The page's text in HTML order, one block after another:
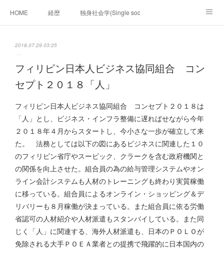
HOME 経歴 独身社会学(Single sociology)と高齢化社会学
移動出来て、工場で作る建物。未来２１００研究所
「心神の夢想２０２０」 フィリピンマンションは買うべきでは無い理由は全
海外生活の掟
フィリピンの問題点 フィリピンの歴史
フィリピン経済談義 ファッションを考える 漫画
未来２１００研究所他のアイデアマニラ男の手料理 総集編
https://globalclub.amebaownd.com/
2018.07.29 03:25
フィリピン日本人ビジネス協同組合 コン
セプト２０１８「人」
フィリピン日本人ビジネス協同組合 コンセプト２０１８は
「人」とし、ビジネス・インフラ整備に遅ればせながら今年
２０１８年４月からスタートし、今小さな一歩が確立して来
た。 法務としては以下の図にあるビジネスに関連した１０
のフィリピン省庁やスービック、クラークを含む政府機関と
の関係を向上させた。組合員の為の給与管理システムやオン
ライン会計システムも人材のトレーニングも終わり実質稼働
に移っている。組合員によるオンライン・ショッピング＆デ
リバリーも８月稼働が決まっている。また組合員に依る労働
省認可の人材紹介や人材派遣もスタンバイしている。また同
じく「人」に関連する、海外人材派遣も、日本のＰＯＬＯが
免除される大手ＰＯＥＡ業者との提携で飛躍的に日本国内の